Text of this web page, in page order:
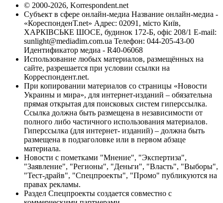
© 2000-2026, Korrespondent.net
Субъект в сфере онлайн-медиа Название онлайн-медиа -
«КореспонденТ.net» Адрес: 02091, місто Київ,
ХАРКІВСЬКЕ ШОСЕ, будинок 172-Б, офіс 208/1 E-mail:
sunlight@mediadim.com.ua Телефон: 044-205-43-00
Идентификатор медиа - R40-06068
Использование любых материалов, размещённых на
сайте, разрешается при условии ссылки на
Корреспондент.net.
При копировании материалов со страницы «Новости
Украины и мира», для интернет-изданий – обязательна
прямая открытая для поисковых систем гиперссылка.
Ссылка должна быть размещена в независимости от
полного либо частичного использования материалов.
Гиперссылка (для интернет- изданий) – должна быть
размещена в подзаголовке или в первом абзаце
материала.
Новости с пометками "Мнение", "Экспертиза",
"Заявление", "Регионы", "Деньги", "Власть", "Выборы",
"Тест-драйв", "Спецпроекты", "Промо" публикуются на
правах рекламы.
Раздел Спецпроекты создается совместно с